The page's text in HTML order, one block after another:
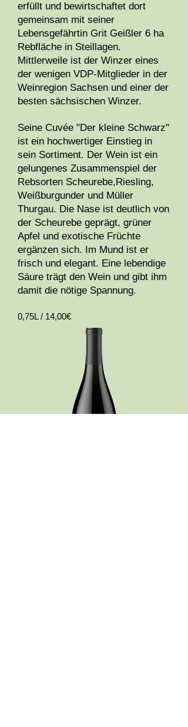
erfüllt und bewirtschaftet dort
gemeinsam mit seiner
Lebensgefährtin Grit Geißler 6 ha
Rebfläche in Steillagen.
Mittlerweile ist der Winzer eines
der wenigen VDP-Mitglieder in der
Weinregion Sachsen und einer der
besten sächsischen Winzer.
Seine Cuvée "Der kleine Schwarz"
ist ein hochwertiger Einstieg in
sein Sortiment. Der Wein ist ein
gelungenes Zusammenspiel der
Rebsorten Scheurebe,Riesling,
Weißburgunder und Müller
Thurgau. Die Nase ist deutlich von
der Scheurebe geprägt, grüner
Apfel und exotische Früchte
ergänzen sich. Im Mund ist er
frisch und elegant. Eine lebendige
Säure trägt den Wein und gibt ihm
damit die nötige Spannung.
0,75L / 14,00€